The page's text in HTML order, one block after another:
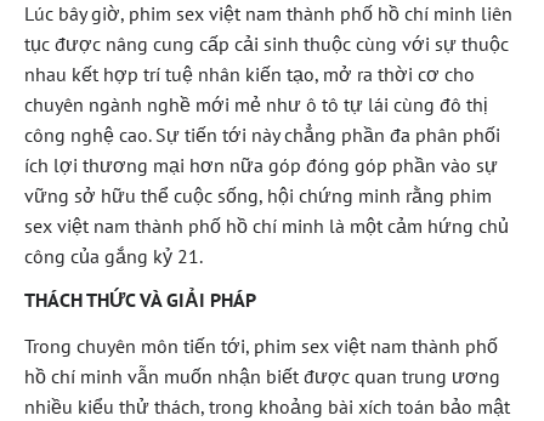
Lúc bây giờ, phim sex việt nam thành phố hồ chí minh liên
tục được nâng cung cấp cải sinh thuộc cùng với sự thuộc
nhau kết hợp trí tuệ nhân kiến tạo, mở ra thời cơ cho
chuyên ngành nghề mới mẻ như ô tô tự lái cùng đô thị
công nghệ cao. Sự tiến tới này chẳng phần đa phân phối
ích lợi thương mại hơn nữa góp đóng góp phần vào sự
vững sở hữu thể cuộc sống, hội chứng minh rằng phim
sex việt nam thành phố hồ chí minh là một cảm hứng chủ
công của gắng kỷ 21.
THÁCH THỨC VÀ GIẢI PHÁP
Trong chuyên môn tiến tới, phim sex việt nam thành phố
hồ chí minh vẫn muốn nhận biết được quan trung ương
nhiều kiểu thử thách, trong khoảng bài xích toán bảo mật